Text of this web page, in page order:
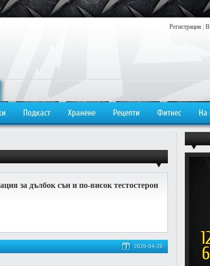
Регистрация
Подкаст Хранене Рецепти Фитнес На
за дълбок сън и по-висок тестостерон
2026-04-20